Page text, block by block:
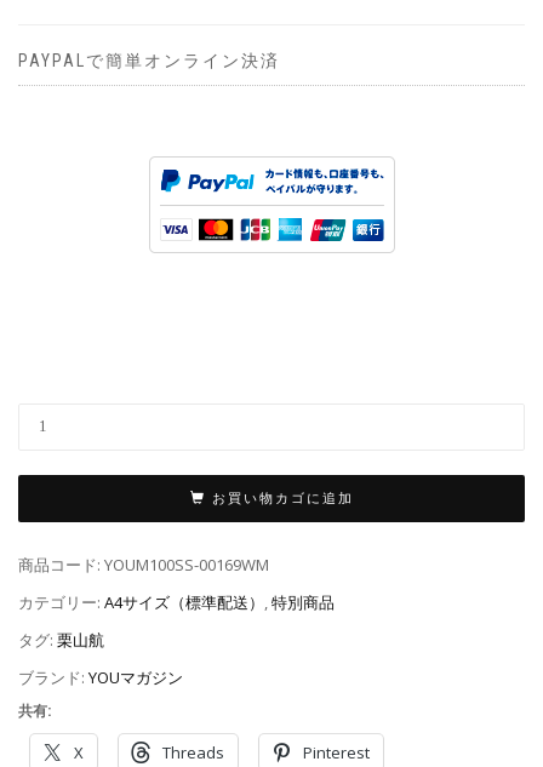
PAYPALで簡単オンライン決済
お買い物カゴに追加
商品コード: YOUM100SS-00169WM
カテゴリー: A4サイズ（標準配送） ,特別商品
タグ: 栗山航
ブランド: YOUマガジン
共有:
X Threads Pinterest